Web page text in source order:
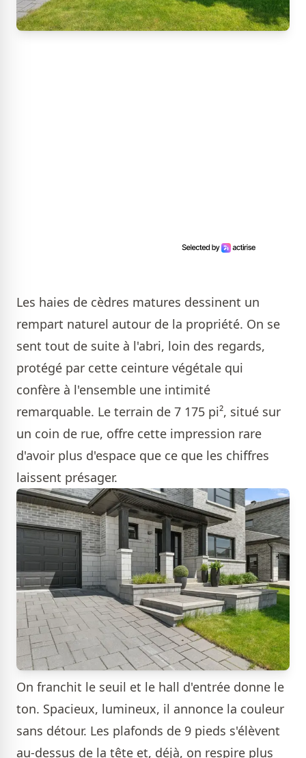
Les haies de cèdres matures dessinent un
rempart naturel autour de la propriété. On se
sent tout de suite à l'abri, loin des regards,
protégé par cette ceinture végétale qui
confère à l'ensemble une intimité
remarquable. Le terrain de 7 175 pi², situé sur
un coin de rue, offre cette impression rare
d'avoir plus d'espace que ce que les chiffres
laissent présager.
On franchit le seuil et le hall d'entrée donne le
ton. Spacieux, lumineux, il annonce la couleur
sans détour. Les plafonds de 9 pieds s'élèvent
au-dessus de la tête et, déjà, on respire plus